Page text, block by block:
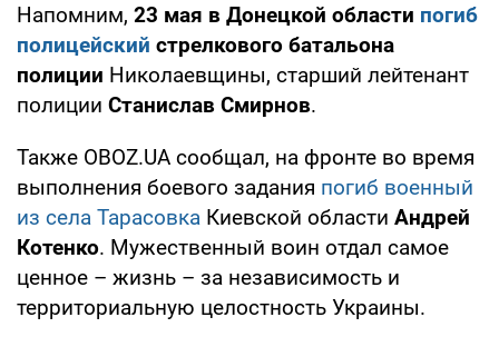
Напомним, 23 мая в Донецкой области погиб
полицейский стрелкового батальона
полиции Николаевщины, старший лейтенант
полиции Станислав Смирнов.
Также OBOZ.UA сообщал, на фронте во время
выполнения боевого задания погиб военный
из села Тарасовка Киевской области Андрей
Котенко. Мужественный воин отдал самое
ценное – жизнь – за независимость и
территориальную целостность Украины.